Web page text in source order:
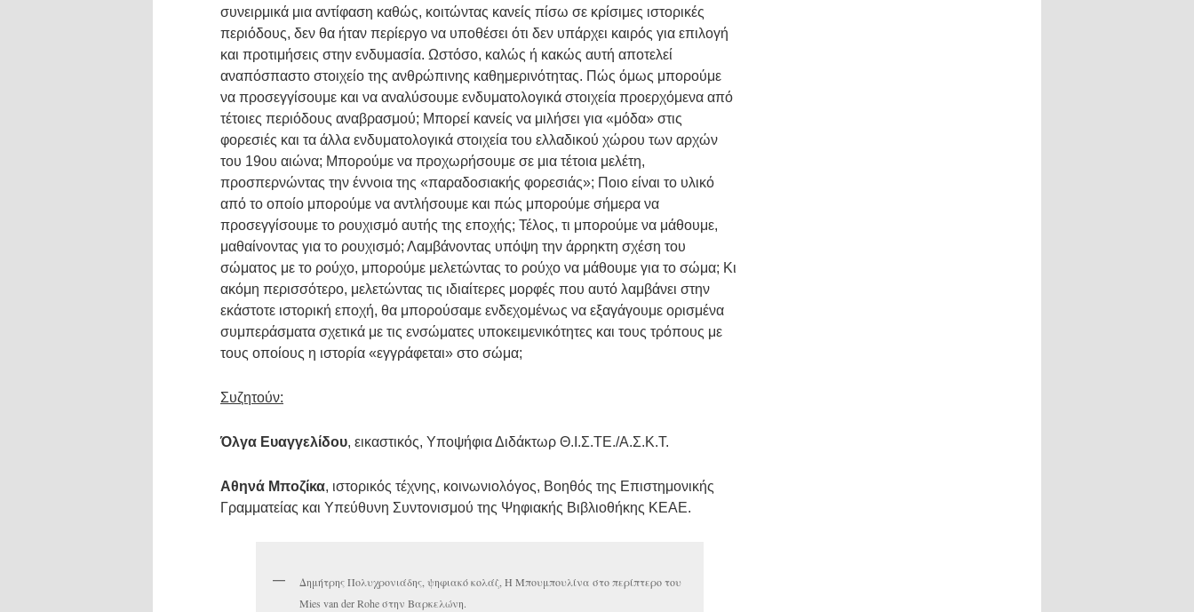
συνειρμικά μια αντίφαση καθώς, κοιτώντας κανείς πίσω σε κρίσιμες ιστορικές
περιόδους, δεν θα ήταν περίεργο να υποθέσει ότι δεν υπάρχει καιρός για επιλογή
και προτιμήσεις στην ενδυμασία. Ωστόσο, καλώς ή κακώς αυτή αποτελεί
αναπόσπαστο στοιχείο της ανθρώπινης καθημερινότητας. Πώς όμως μπορούμε
να προσεγγίσουμε και να αναλύσουμε ενδυματολογικά στοιχεία προερχόμενα από
τέτοιες περιόδους αναβρασμού; Μπορεί κανείς να μιλήσει για «μόδα» στις
φορεσιές και τα άλλα ενδυματολογικά στοιχεία του ελλαδικού χώρου των αρχών
του 19ου αιώνα; Μπορούμε να προχωρήσουμε σε μια τέτοια μελέτη,
προσπερνώντας την έννοια της «παραδοσιακής φορεσιάς»; Ποιο είναι το υλικό
από το οποίο μπορούμε να αντλήσουμε και πώς μπορούμε σήμερα να
προσεγγίσουμε το ρουχισμό αυτής της εποχής; Τέλος, τι μπορούμε να μάθουμε,
μαθαίνοντας για το ρουχισμό; Λαμβάνοντας υπόψη την άρρηκτη σχέση του
σώματος με το ρούχο, μπορούμε μελετώντας το ρούχο να μάθουμε για το σώμα; Κι
ακόμη περισσότερο, μελετώντας τις ιδιαίτερες μορφές που αυτό λαμβάνει στην
εκάστοτε ιστορική εποχή, θα μπορούσαμε ενδεχομένως να εξαγάγουμε ορισμένα
συμπεράσματα σχετικά με τις ενσώματες υποκειμενικότητες και τους τρόπους με
τους οποίους η ιστορία «εγγράφεται» στο σώμα;
Συζητούν:
Όλγα Ευαγγελίδου, εικαστικός, Υποψήφια Διδάκτωρ Θ.Ι.Σ.ΤΕ./Α.Σ.Κ.Τ.
Αθηνά Μποζίκα, ιστορικός τέχνης, κοινωνιολόγος, Βοηθός της Επιστημονικής
Γραμματείας και Υπεύθυνη Συντονισμού της Ψηφιακής Βιβλιοθήκης ΚΕΑΕ.
Δημήτρης Πολυχρονιάδης, ψηφιακό κολάζ, Η Μπουμπουλίνα στο περίπτερο του
Mies van der Rohe στην Βαρκελώνη.